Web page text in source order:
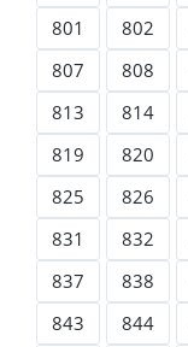
801
802
807
808
813
814
819
820
825
826
831
832
837
838
843
844